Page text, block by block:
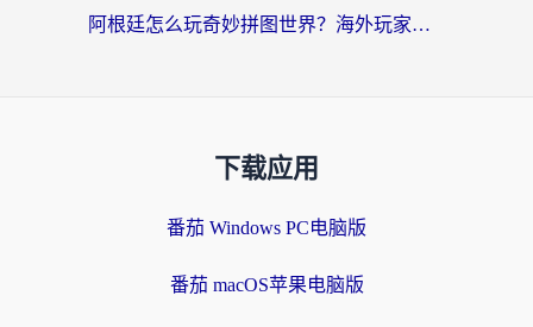
阿根廷怎么玩奇妙拼图世界？海外玩家国服游戏加速全攻略（附帕斯卡契约战舰少女解决方案）
下载应用
番茄 Windows PC电脑版
番茄 macOS苹果电脑版